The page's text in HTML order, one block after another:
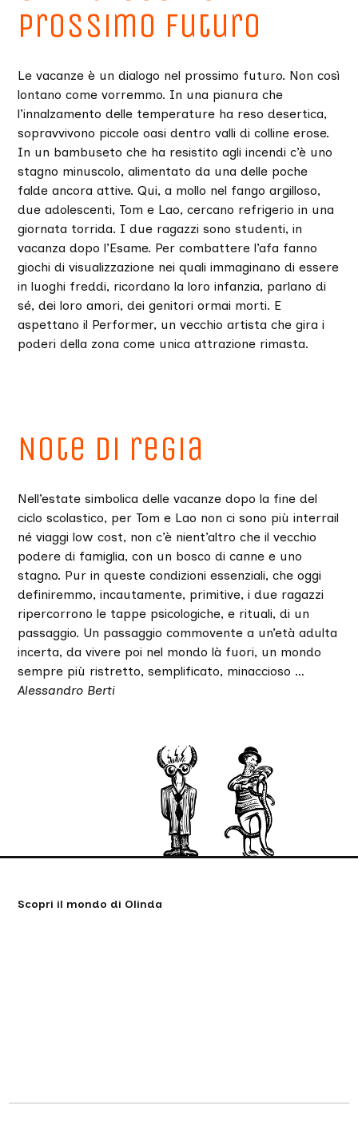
prossimo futuro
Le vacanze è un dialogo nel prossimo futuro. Non così
lontano come vorremmo. In una pianura che
l’innalzamento delle temperature ha reso desertica,
sopravvivono piccole oasi dentro valli di colline erose.
In un bambuseto che ha resistito agli incendi c’è uno
stagno minuscolo, alimentato da una delle poche
falde ancora attive. Qui, a mollo nel fango argilloso,
due adolescenti, Tom e Lao, cercano refrigerio in una
giornata torrida. I due ragazzi sono studenti, in
vacanza dopo l’Esame. Per combattere l’afa fanno
giochi di visualizzazione nei quali immaginano di essere
in luoghi freddi, ricordano la loro infanzia, parlano di
sé, dei loro amori, dei genitori ormai morti. E
aspettano il Performer, un vecchio artista che gira i
poderi della zona come unica attrazione rimasta.
Note di regia
Nell’estate simbolica delle vacanze dopo la fine del
ciclo scolastico, per Tom e Lao non ci sono più interrail
né viaggi low cost, non c’è nient’altro che il vecchio
podere di famiglia, con un bosco di canne e uno
stagno. Pur in queste condizioni essenziali, che oggi
definiremmo, incautamente, primitive, i due ragazzi
ripercorrono le tappe psicologiche, e rituali, di un
passaggio. Un passaggio commovente a un’età adulta
incerta, da vivere poi nel mondo là fuori, un mondo
sempre più ristretto, semplificato, minaccioso …
Alessandro Berti
Scopri il mondo di Olinda